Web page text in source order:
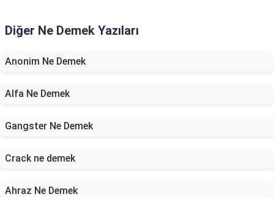
Diğer Ne Demek Yazıları
Anonim Ne Demek
Alfa Ne Demek
Gangster Ne Demek
Crack ne demek
Ahraz Ne Demek